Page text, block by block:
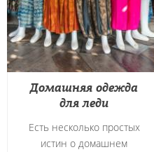
Домашняя одежда
для леди
Есть несколько простых
истин о домашнем